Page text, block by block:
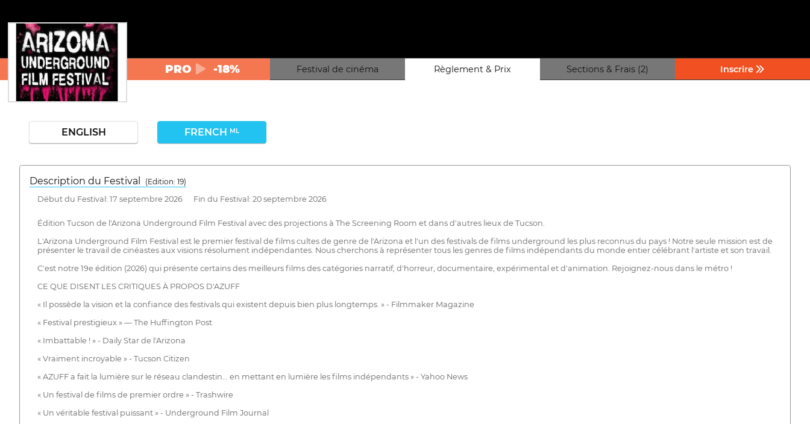
PRO -18% Festival de cinéma Règlement & Prix Sections & Frais (2) Inscrire
ENGLISH FRENCH ML
Description du Festival
( Edition: 19)
Début du Festival: 17 septembre 2026 Fin du Festival: 20 septembre 2026
Édition Tucson de l'Arizona Underground Film Festival avec des projections à The Screening Room et dans d'autres lieux de Tucson.
L'Arizona Underground Film Festival est le premier festival de films cultes de genre de l'Arizona et l'un des festivals de films underground les plus reconnus du pays ! Notre seule mission est de
présenter le travail de cinéastes aux visions résolument indépendantes. Nous cherchons à représenter tous les genres de films indépendants du monde entier célébrant l'artiste et son travail.
C'est notre 19e édition (2026) qui présente certains des meilleurs films des catégories narratif, d'horreur, documentaire, expérimental et d'animation. Rejoignez-nous dans le métro !
CE QUE DISENT LES CRITIQUES À PROPOS D'AZUFF
« Il possède la vision et la confiance des festivals qui existent depuis bien plus longtemps. » - Filmmaker Magazine
« Festival prestigieux » — The Huffington Post
« Imbattable ! » - Daily Star de l'Arizona
« Vraiment incroyable » - Tucson Citizen
« AZUFF a fait la lumière sur le réseau clandestin... en mettant en lumière les films indépendants » - Yahoo News
« Un festival de films de premier ordre » - Trashwire
« Un véritable festival puissant » - Underground Film Journal